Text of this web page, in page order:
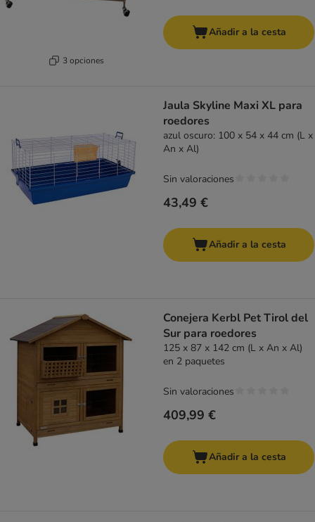
3 opciones
Añadir a la cesta
Jaula Skyline Maxi XL para
roedores
azul oscuro: 100 x 54 x 44 cm (L x
An x Al)
43,49 €
Sin valoraciones
Añadir a la cesta
Conejera Kerbl Pet Tirol del
Sur para roedores
125 x 87 x 142 cm (L x An x Al)
en 2 paquetes
409,99 €
Sin valoraciones
Añadir a la cesta